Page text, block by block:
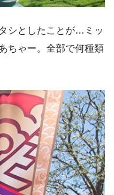
シとしたことが…ミッ
ちゃー。全部で何種類